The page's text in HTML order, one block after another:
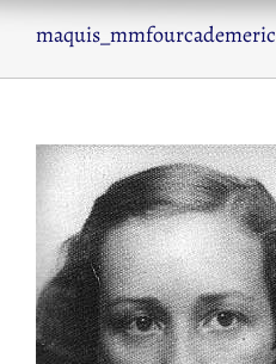
maquis_mmfourcademeric